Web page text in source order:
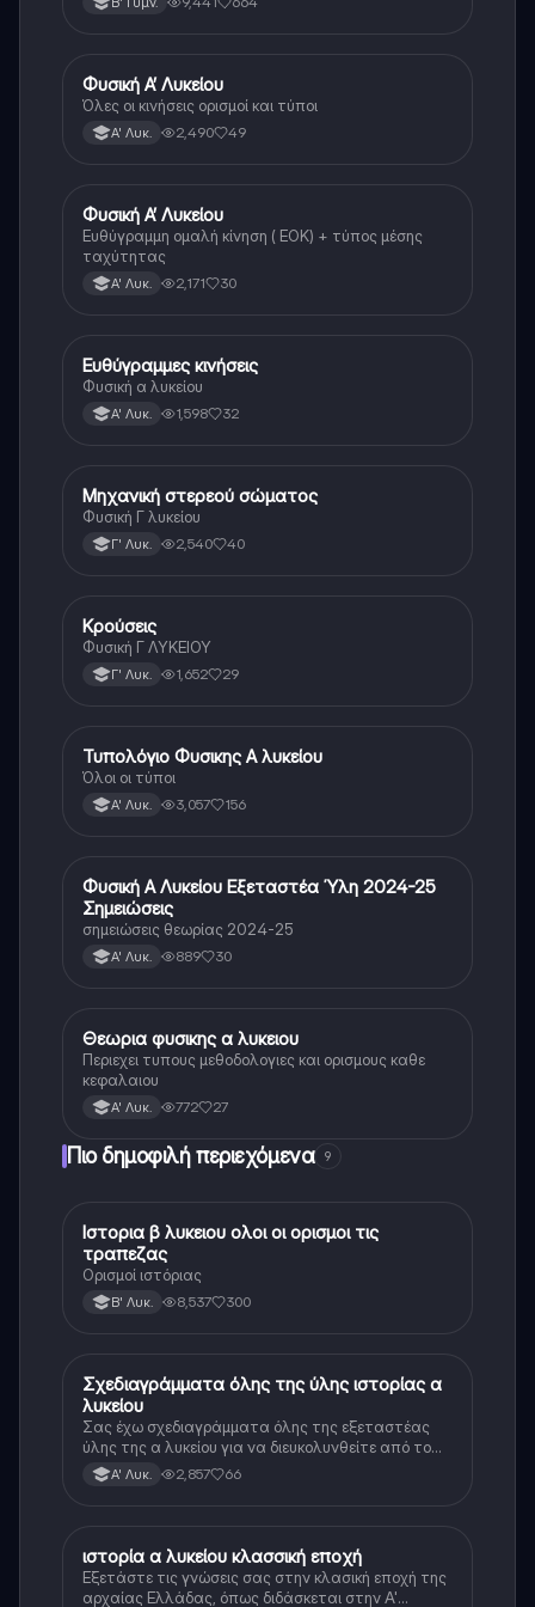
Φυσική
Φυσική Α’ Λυκείου
Όλες οι κινήσεις ορισμοί και τύποι
Α' Λυκ. 2,490 49
Φυσική
Φυσική Α’ Λυκείου
Ευθύγραμμη ομαλή κίνηση ( ΕΟΚ) + τύπος μέσης
ταχύτητας
Α' Λυκ. 2,171 30
Φυσική
Ευθύγραμμες κινήσεις
Φυσική α λυκείου
Α' Λυκ. 1,598 32
Φυσική
Μηχανική στερεού σώματος
Φυσική Γ λυκείου
Γ' Λυκ. 2,540 40
Φυσική
Κρούσεις
Φυσική Γ ΛΥΚΕΙΟΥ
Γ' Λυκ. 1,652 29
Φυσική
Τυπολόγιο Φυσικης Α λυκείου
Όλοι οι τύποι
Α' Λυκ. 3,057 156
Φυσική
Φυσική Α Λυκείου Εξεταστέα Ύλη 2024-25
Σημειώσεις
σημειώσεις θεωρίας 2024-25
Α' Λυκ. 889 30
Φυσική
Θεωρια φυσικης α λυκειου
Περιεχει τυπους μεθοδολογιες και ορισμους καθε
κεφαλαιου
Α' Λυκ. 772 27
Πιο δημοφιλή περιεχόμενα 9
Ιστορία
Ιστορια β λυκειου ολοι οι ορισμοι τις
τραπεζας
Ορισμοί ιστόριας
Β' Λυκ. 8,537 300
Ιστορία
Σχεδιαγράμματα όλης της ύλης ιστορίας α
λυκείου
Σας έχω σχεδιαγράμματα όλης της εξεταστέας
ύλης της α λυκείου για να διευκολυνθείτε από το
τεράστιο βάρος του βιβλίου
Α' Λυκ. 2,857 66
Ιστορία
ιστορία α λυκείου κλασσική εποχή
Εξετάστε τις γνώσεις σας στην κλασική εποχή της
αρχαίας Ελλάδας, όπως διδάσκεται στην Α'